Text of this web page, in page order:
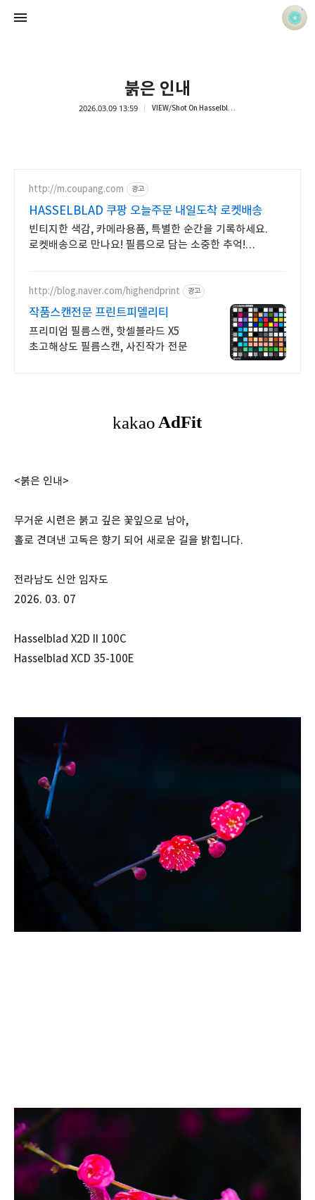
붉은 인내
2026.03.09 13:59 VIEW/Shot On Hasselblad
http://m.coupang.com 광고
HASSELBLAD 쿠팡 오늘주문 내일도착 로켓배송
빈티지한 색감, 카메라용품, 특별한 순간을 기록하세요.
로켓배송으로 만나요! 필름으로 담는 소중한 추억!
http://blog.naver.com/highendprint 광고
작품스캔전문 프린트피델리티
프리미엄 필름스캔, 핫셀블라드 X5
초고해상도 필름스캔, 사진작가 전문
<붉은 인내>
무거운 시련은 붉고 깊은 꽃잎으로 남아,
홀로 견뎌낸 고독은 향기 되어 새로운 길을 밝힙니다.
전라남도 신안 임자도
2026. 03. 07
Hasselblad X2D II 100C
Hasselblad XCD 35-100E